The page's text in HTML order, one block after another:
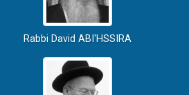
Rabbi David ABI'HSSIRA